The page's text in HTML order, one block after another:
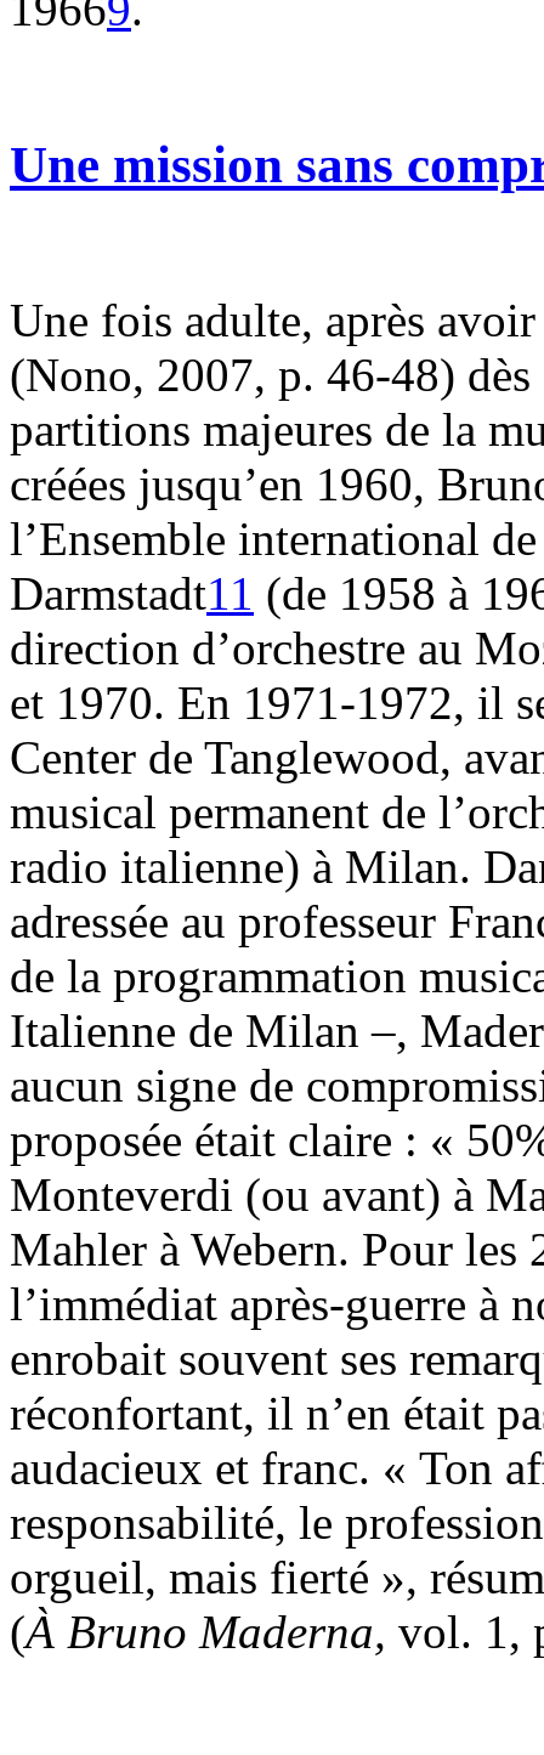
Une mission sans
Une fois adulte, après
(Nono, 2007, p. 46-48)
partitions majeures de la
créées jusqu’en 1960,
l’Ensemble international
Darmstadt11 (de 1958 à
direction d’orchestre au
et 1970. En 1971-1972, il
Center de Tanglewood,
musical permanent de
radio italienne) à Milan.
adressée au professeur
de la programmation
Italienne de Milan –,
aucun signe de
proposée était claire : «
Monteverdi (ou avant) à
Mahler à Webern. Pour les
l’immédiat après-guerre à
enrobait souvent ses
réconfortant, il n’en était
audacieux et franc. « Ton
responsabilité, le
orgueil, mais fierté »,
(À Bruno Maderna, vol. 1,